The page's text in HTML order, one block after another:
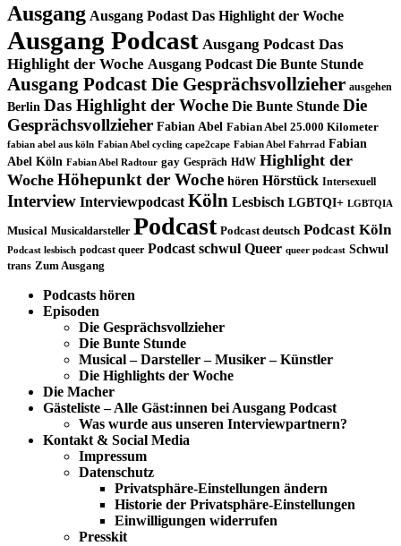
Ausgang Ausgang Podast Das Highlight der Woche
Ausgang Podcast Ausgang Podcast Das
Highlight der Woche Ausgang Podcast Die Bunte Stunde
Ausgang Podcast Die Gesprächsvollzieher ausgehen
Berlin Das Highlight der Woche Die Bunte Stunde Die
Gesprächsvollzieher Fabian Abel Fabian Abel 25.000 Kilometer
fabian abel aus köln Fabian Abel cycling cape2cape Fabian Abel Fahrrad Fabian
Abel Köln Fabian Abel Radtour gay Gespräch HdW Highlight der
Woche Höhepunkt der Woche hören Hörstück Intersexuell
Interview Interviewpodcast Köln Lesbisch LGBTQI+ LGBTQIA
Musical Musicaldarsteller Podcast Podcast deutsch Podcast Köln
Podcast lesbisch podcast queer Podcast schwul Queer queer podcast Schwul
trans Zum Ausgang
Podcasts hören
Episoden
Die Gesprächsvollzieher
Die Bunte Stunde
Musical – Darsteller – Musiker – Künstler
Die Highlights der Woche
Die Macher
Gästeliste – Alle Gäst:innen bei Ausgang Podcast
Was wurde aus unseren Interviewpartnern?
Kontakt & Social Media
Impressum
Datenschutz
Privatsphäre-Einstellungen ändern
Historie der Privatsphäre-Einstellungen
Einwilligungen widerrufen
Presskit